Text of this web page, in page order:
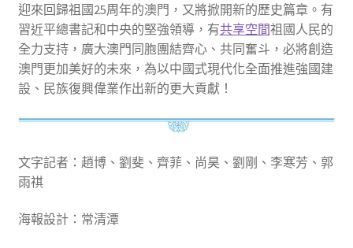
迎來回歸祖國25周年的澳門，又將掀開新的歷史篇章。有
習近平總書記和中央的堅強領導，有共享空間祖國人民的
全力支持，廣大澳門同胞團結齊心、共同奮斗，必將創造
澳門更加美好的未來，為以中國式現代化全面推進強國建
設、民族復興偉業作出新的更大貢獻！
文字記者：趙博、劉斐、齊菲、尚昊、劉剛、李寒芳、郭
雨祺
海報設計：常清潭